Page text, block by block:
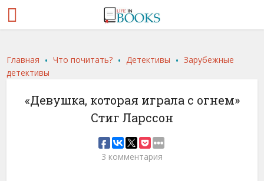
Главная .Что почитать? . Детективы .Зарубежные
детективы
«Девушка, которая играла с огнем»
Стиг Ларссон
3 комментария